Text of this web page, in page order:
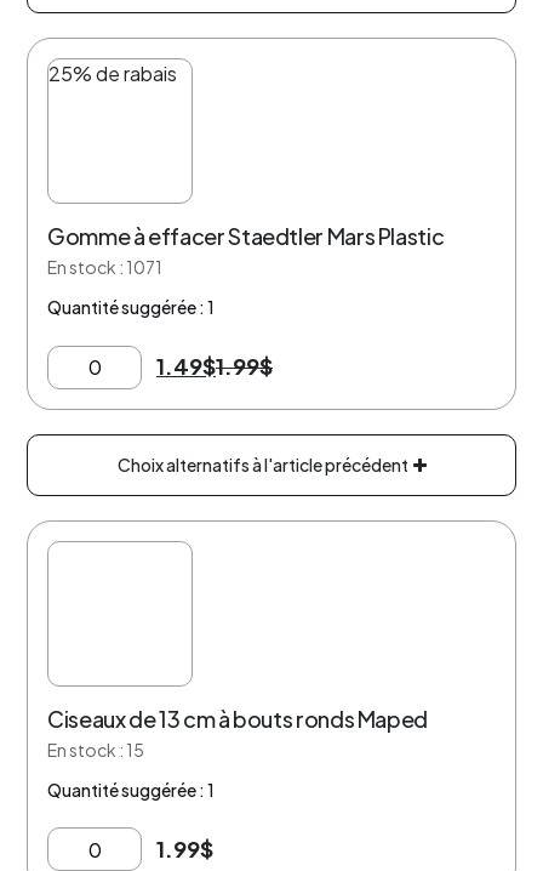
25% de rabais
Gomme à effacer Staedtler Mars Plastic
En stock : 1071
Quantité suggérée : 1
1.49$1.99$
Choix alternatifs à l'article précédent
Ciseaux de 13 cm à bouts ronds Maped
En stock : 15
Quantité suggérée : 1
1.99$